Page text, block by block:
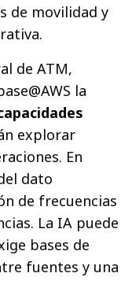
de movilidad y
de ATM,
la
explorar
En
dato
de frecuencias
La IA puede
bases de
fuentes y una